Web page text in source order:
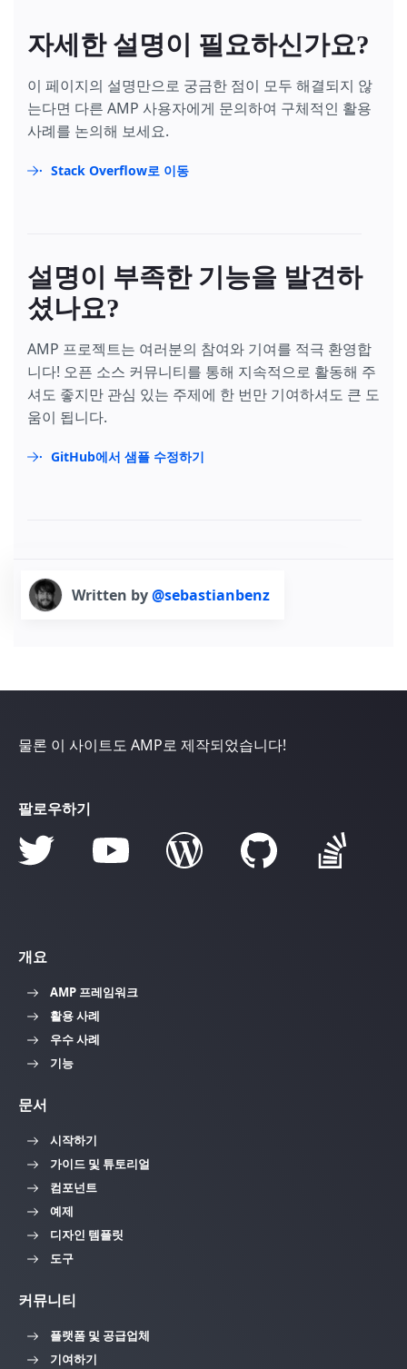
자세한 설명이 필요하신가요?
이 페이지의 설명만으로 궁금한 점이 모두 해결되지 않
는다면 다른 AMP 사용자에게 문의하여 구체적인 활용
사례를 논의해 보세요.
Stack Overflow로 이동
설명이 부족한 기능을 발견하
셨나요?
AMP 프로젝트는 여러분의 참여와 기여를 적극 환영합
니다! 오픈 소스 커뮤니티를 통해 지속적으로 활동해 주
셔도 좋지만 관심 있는 주제에 한 번만 기여하셔도 큰 도
움이 됩니다.
GitHub에서 샘플 수정하기
Written by@sebastianbenz
물론 이 사이트도 AMP로 제작되었습니다!
팔로우하기
개요
AMP 프레임워크
활용 사례
우수 사례
기능
문서
시작하기
가이드 및 튜토리얼
컴포넌트
예제
디자인 템플릿
도구
커뮤니티
플랫폼 및 공급업체
기여하기